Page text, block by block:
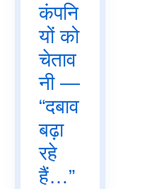
कंपनि
यों को
चेताव
नी —
“दबाव
बढ़ा
रहे
हैं…”